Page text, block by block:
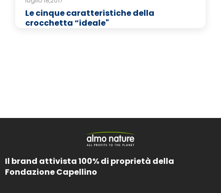
Le cinque caratteristiche della
crocchetta “ideale"
Il brand attivista 100% di proprietà della
Fondazione Capellino